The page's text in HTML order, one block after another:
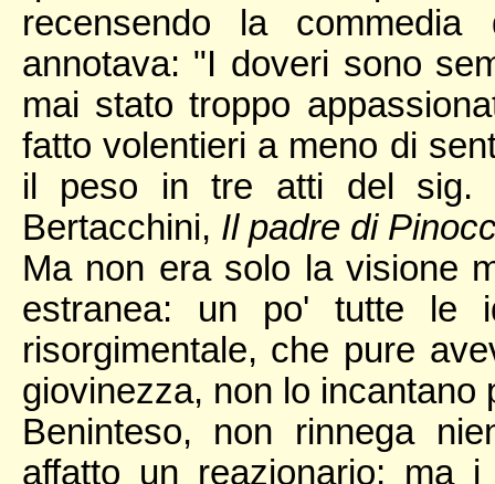
recensendo la
annotava: "I doveri sono
mai stato troppo
fatto volentieri a meno di
il peso in tre atti del sig.
Bertacchini, Il padre di
Ma non era solo la visione
estranea: un po' tutte le
risorgimentale, che pure
giovinezza, non lo incantano
Beninteso, non rinnega
affatto un reazionario; ma